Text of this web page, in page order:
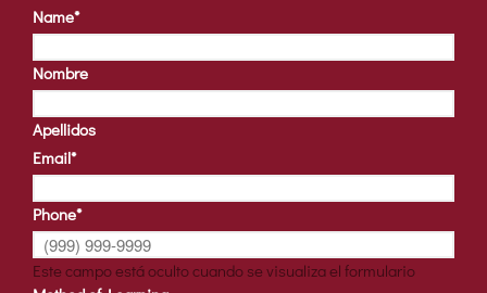
Name*
Nombre
Apellidos
Email*
Phone*
Este campo está oculto cuando se visualiza el formulario